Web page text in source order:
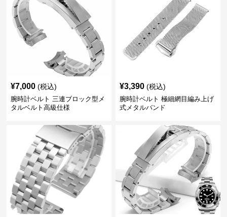
¥7,000 (税込)
腕時計ベルト 三連ブロック型メ
タルベルト高級仕様
¥3,390 (税込)
腕時計ベルト 極細網目編み上げ
式メタルバンド